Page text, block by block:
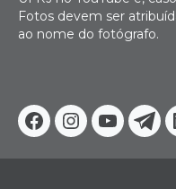
FacebookInstagram
Youtube
Fotos devem ser
ao nome do fotógrafo.